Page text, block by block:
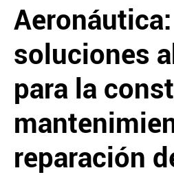
Aeronáutica:
soluciones
para la
reparación